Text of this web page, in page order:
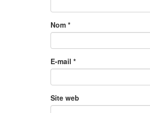
Nom *
E-mail *
Site web